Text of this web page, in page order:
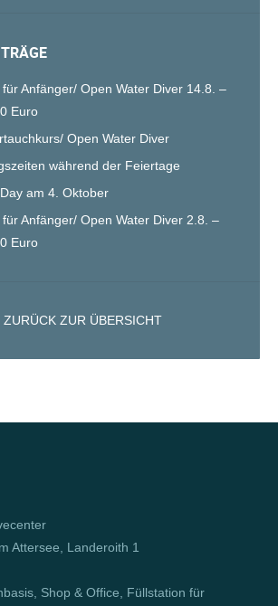
Anfänger/ Open Water Diver 14.8. –
Euro
Open Water Diver
während der Feiertage
am 4. Oktober
Anfänger/ Open Water Diver 2.8. –
Euro
ZURÜCK ZUR ÜBERSICHT
Attersee, Landeroith 1
Shop & Office, Füllstation für